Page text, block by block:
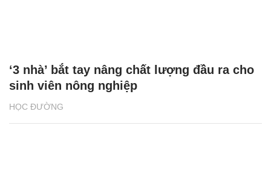
HỌC ĐƯỜNG
‘3 nhà’ bắt tay nâng chất lượng đầu ra cho
sinh viên nông nghiệp